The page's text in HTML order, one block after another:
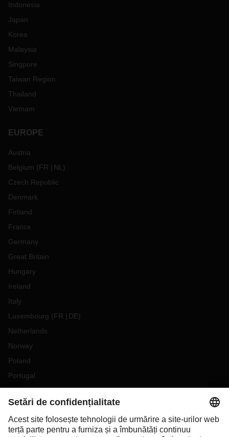
Indonesia
Japan
Korea
Malaysia
Singpore
Taiwan Region
Thailand
Vietnam
EUROPE
Austria
Belgium (FR NL )
Czech Republic
Denmark
Finland
France
Germany
Great Britain
Hungary
Ireland
Italy
Luxembourg (FR DE)
Netherlands
Norway
Poland
Portugal
Romania
Slovakia
Spain
Sweden